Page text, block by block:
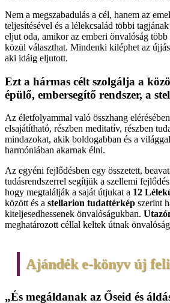
Nem a megszabadulás a cél, hanem az
teljesítésével és a lélekcsalád többi
eljut oda, amikor az emberi önvalóság
közül választhat. Mindenki kiléphet az
aki idáig eljutott.
Ezt a hármas célt szolgálja a
épülő, embersegítő rendszer, a
Az életfolyammal való összhang
elsajátítható, részben meditatív, részben
mindazokat, akik boldogabban és a
harmóniában akarnak élni.
Az egyéni fejlődésben egy összetett,
tudásrendszerrel segítjük a szellemi
hogy megtalálják a saját útjukat a 12
között és a stellarion tudattérkép szerint
kiteljesedhessenek önvalóságukban.
meghatározott céllal keltek útnak
Ajándék e-könyv új
„És megáldanak az Őseid és